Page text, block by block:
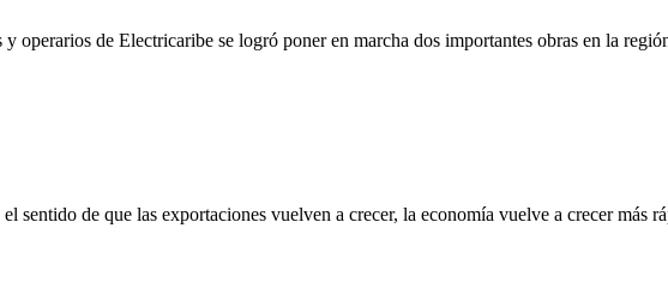
de Electricaribe se logró poner en marcha dos importantes obras en la
de que las exportaciones vuelven a crecer, la economía vuelve a crecer más